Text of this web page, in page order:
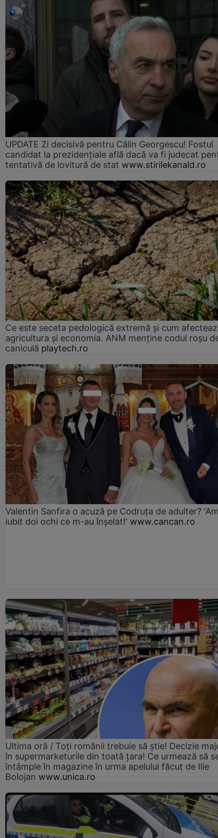
UPDATE Zi decisivă pentru Călin Georgescu! Fostul
candidat la prezidențiale află dacă va fi judecat
tentativă de lovitură de stat www.stirilekanald.ro
Ce este seceta pedologică extremă și cum
agricultura și economia. ANM menține codul roșu
caniculă playtech.ro
Valentin Sanfira o acuză pe Codruța de adulter?
iubit doi ochi ce m-au înșelat!' www.cancan.ro
Ultima oră / Toți românii trebuie să știe! Decizie
în supermarketurile din toată țara! Ce urmează să
întâmple în magazine în urma apelului făcut de Ilie
Bolojan www.unica.ro